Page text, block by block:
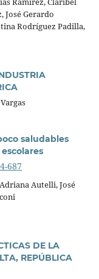
José Gerardo
Rodríguez Padilla,
saludables
687
Autelli, José
DE LA
REPÚBLICA